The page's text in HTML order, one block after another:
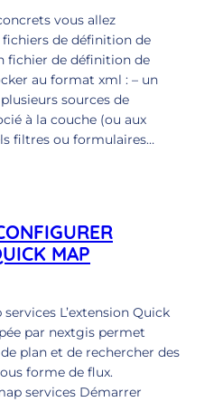
vous allez
de définition de
fichier de définition de
au format xml : – un
sources de
à la couche (ou aux
filtres ou formulaires…
MAP
L’extension Quick
par nextgis permet
plan et de rechercher des
forme de flux.
services Démarrer